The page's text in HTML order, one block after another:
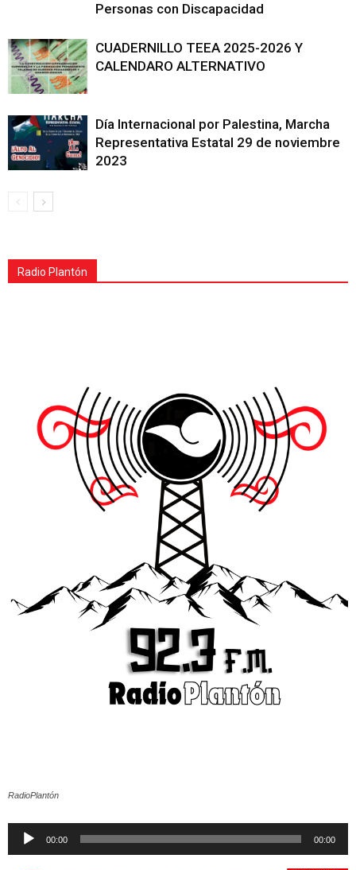
Personas con Discapacidad
CUADERNILLO TEEA 2025-2026 Y
CALENDARO ALTERNATIVO
Día Internacional por Palestina, Marcha
Representativa Estatal 29 de noviembre
2023
Radio Plantón
RadioPlantón
Reproductor
00:00 00:00